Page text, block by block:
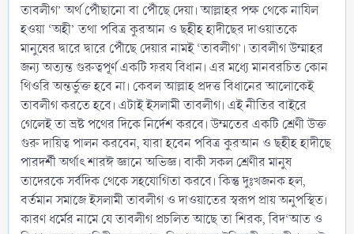
তাবলীগ’ অর্থ পৌঁছানো বা পৌঁছে দেয়া। আল্লাহর পক্ষ থেকে নাযিল
হওয়া ‘অহী’ তথা পবিত্র কুরআন ও ছহীহ হাদীছের দাওয়াতকে
মানুষের দ্বারে দ্বারে পৌঁছে দেয়ার নামই ‘তাবলীগ’। তাবলীগ উম্মাহর
জন্য অত্যন্ত গুরুত্বপূর্ণ একটি ফরয বিধান। এর মধ্যে মানবরচিত কোন
থিওরি অন্তর্ভুক্ত হবে না। কেবল আল্লাহ প্রদত্ত বিধানের আলোকেই
তাবলীগ করতে হবে। এটাই ইসলামী তাবলীগ। এই নীতির বাইরে
গেলেই তা ভ্রষ্ট পথের দিকে নির্দেশ করবে। উম্মতের একটি শ্রেণী উক্ত
গুরু দায়িত্ব পালন করবেন, যারা হবেন পবিত্র কুরআন ও ছহীহ হাদীছে
পারদর্শী অর্থাৎ শারঈ জ্ঞানে অভিজ্ঞ। বাকী সকল শ্রেণীর মানুষ
তাদেরকে সর্বদিক থেকে সহযোগিতা করবে। কিন্তু দুঃখজনক হল,
বর্তমান সমাজে ইসলামী তাবলীগ ও দাওয়াতের স্বরূপ প্রায় অনুপস্থিত।
কারণ ধর্মের নামে যে তাবলীগ প্রচলিত আছে তা শিরক, বিদ‘আত ও